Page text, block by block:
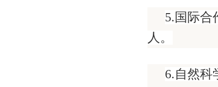
5.国际合
人。
6.自然科